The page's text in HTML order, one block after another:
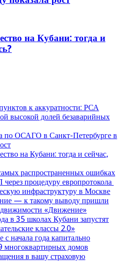
на Кубани: тогда и
к аккуратности: РСА
высокой долей безаварийных
по ОСАГО в Санкт-Петербурге в
на Кубани: тогда и сейчас,
распространенных ошибках
процедуру европротокола
инфраструктуру в Москве
— к такому выводу пришли
«Движение»
в 35 школах Кубани запустят
классы 2.0»
с начала года капитально
многоквартирных домов
в вашу страховую